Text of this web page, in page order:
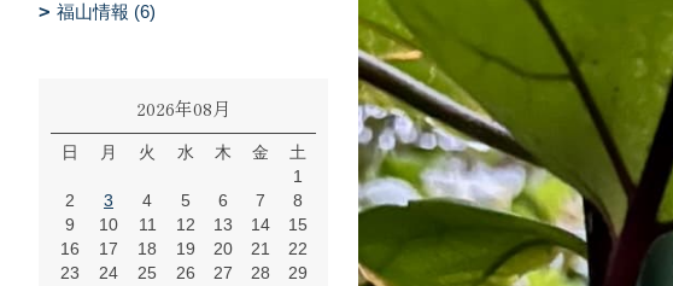
福山情報 (6)
2026年08月
日 月 火 水 木 金
土
1
2
3 4 5 6 7
8
9
10 11 12 13 14
15
16
17 18 19 20 21
22
23
24 25 26 27 28
29